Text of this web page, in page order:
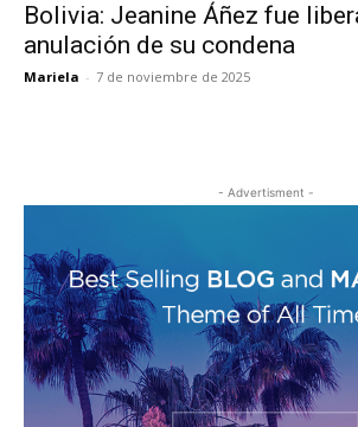
Bolivia: Jeanine Áñez fue
anulación de su condena
Mariela - 7 de noviembre de 2025
- Advertisment -